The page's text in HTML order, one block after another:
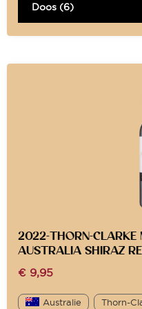
Doos (6)
2022-THORN-CLARKE
AUSTRALIA SHIRAZ
€ 9,95
Australie Thorn-